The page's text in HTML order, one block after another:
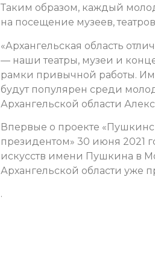
Таким образом, каждый
на посещение музеев,
«Архангельская область
— наши театры, музеи и
рамки привычной работы.
будут популярен среди
Архангельской области
Впервые о проекте
президентом» 30 июня 2021
искусств имени Пушкина в
Архангельской области уже
.